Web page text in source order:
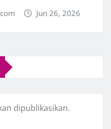
Jun 26, 2026
dipublikasikan.